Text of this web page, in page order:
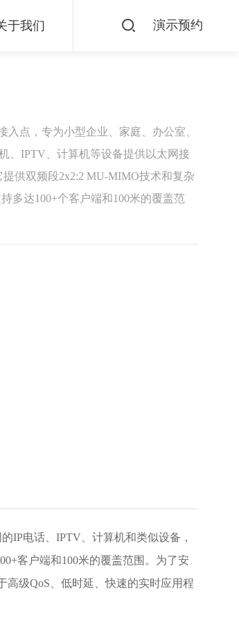
演示预约
于我们
入点，专为小型企业、家庭、办公室、
、IPTV、计算机等设备提供以太网接
供双频段2x2:2 MU-MIMO技术和复杂
多达100+个客户端和100米的覆盖范
IP电话、IPTV、计算机和类似设备，
客户端和100米的覆盖范围。为了安
高级QoS、低时延、快速的实时应用程